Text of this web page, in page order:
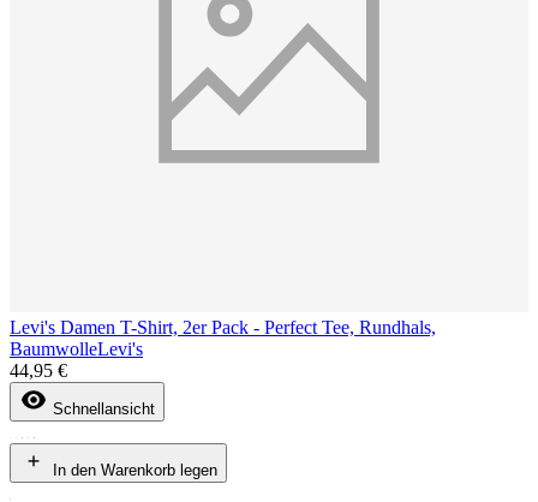
Levi's Damen T-Shirt, 2er Pack - Perfect Tee, Rundhals,
BaumwolleLevi's
44,95 €
Schnellansicht
In den Warenkorb legen